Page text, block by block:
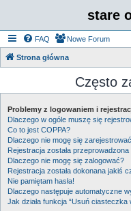
stare
FAQ Nowe Forum
Strona główna
Często
Problemy z logowaniem i
Dlaczego w ogóle muszę się
Co to jest COPPA?
Dlaczego nie mogę się
Rejestracja została
Dlaczego nie mogę się zalogować?
Rejestracja została dokonana jakiś
Nie pamiętam hasła!
Dlaczego następuje automatyczne
Jak działa funkcja “Usuń ciasteczka